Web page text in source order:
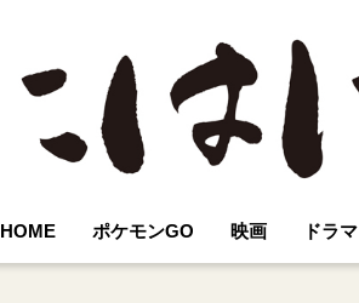
HOME ポケモンGO 映画 ドラマ